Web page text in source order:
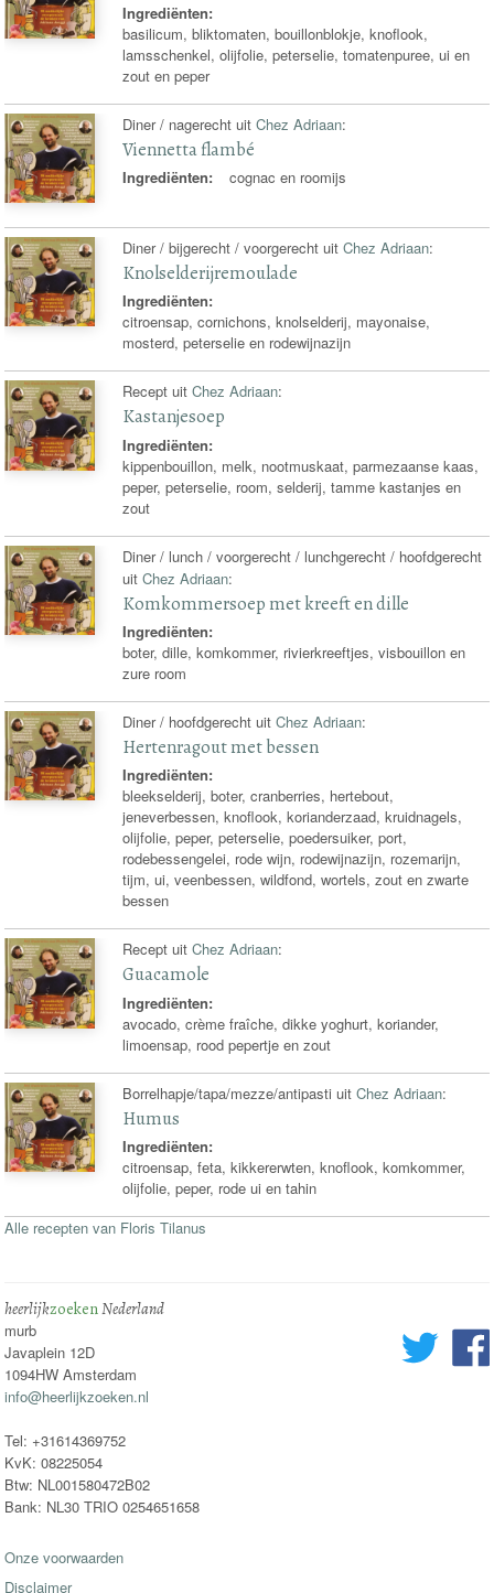
Ingrediënten:
basilicum, bliktomaten, bouillonblokje, knoflook,
lamsschenkel, olijfolie, peterselie, tomatenpuree, ui en
zout en peper
Diner / nagerecht uitChez Adriaan:
Viennetta flambé
Ingrediënten: cognac en roomijs
Diner / bijgerecht / voorgerecht uitChez Adriaan:
Knolselderijremoulade
Ingrediënten:
citroensap, cornichons, knolselderij, mayonaise,
mosterd, peterselie en rodewijnazijn
Recept uitChez Adriaan:
Kastanjesoep
Ingrediënten:
kippenbouillon, melk, nootmuskaat, parmezaanse kaas,
peper, peterselie, room, selderij, tamme kastanjes en
zout
Diner / lunch / voorgerecht / lunchgerecht / hoofdgerecht
uitChez Adriaan:
Komkommersoep met kreeft en dille
Ingrediënten:
boter, dille, komkommer, rivierkreeftjes, visbouillon en
zure room
Diner / hoofdgerecht uitChez Adriaan:
Hertenragout met bessen
Ingrediënten:
bleekselderij, boter, cranberries, hertebout,
jeneverbessen, knoflook, korianderzaad, kruidnagels,
olijfolie, peper, peterselie, poedersuiker, port,
rodebessengelei, rode wijn, rodewijnazijn, rozemarijn,
tijm, ui, veenbessen, wildfond, wortels, zout en zwarte
bessen
Recept uitChez Adriaan:
Guacamole
Ingrediënten:
avocado, crème fraîche, dikke yoghurt, koriander,
limoensap, rood pepertje en zout
Borrelhapje/tapa/mezze/antipasti uitChez Adriaan:
Humus
Ingrediënten:
citroensap, feta, kikkererwten, knoflook, komkommer,
olijfolie, peper, rode ui en tahin
Alle recepten van Floris Tilanus
heerlijkzoekenNederland
murb
Javaplein 12D
1094HW Amsterdam
info@heerlijkzoeken.nl
Tel: +31614369752
KvK: 08225054
Btw: NL001580472B02
Bank: NL30 TRIO 0254651658
Onze voorwaarden
Disclaimer